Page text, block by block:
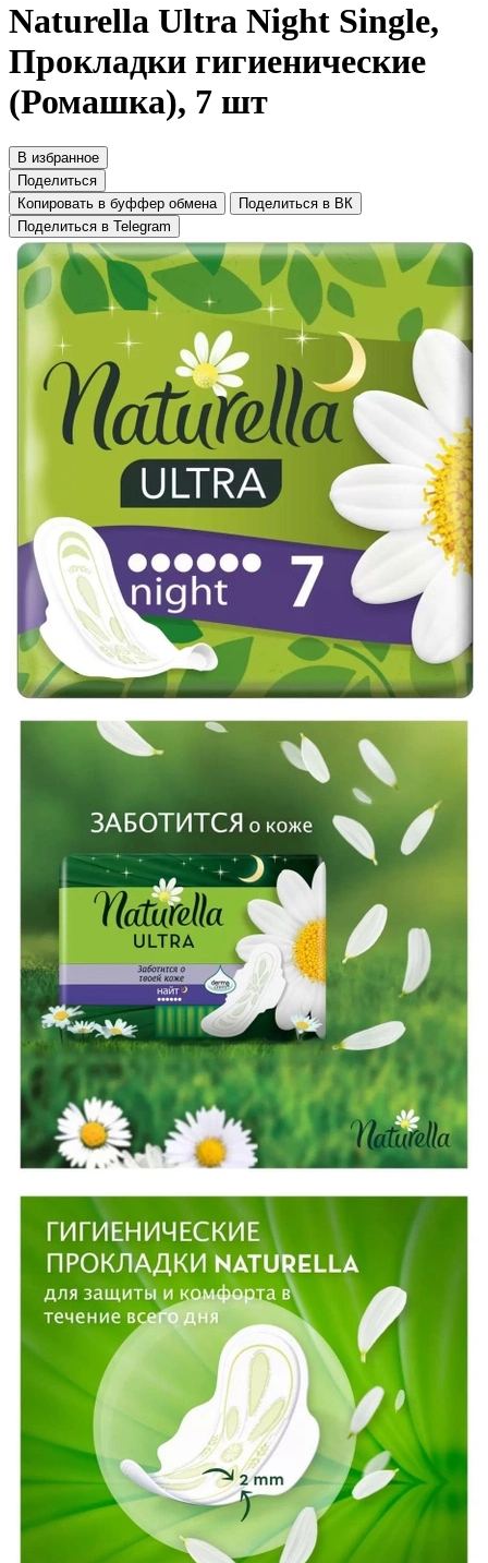
Naturella Ultra Night Single,
Прокладки гигиенические
(Ромашка), 7 шт
В избранное
Поделиться
Копировать в буффер обмена
Поделиться в ВК
Поделиться в Telegram